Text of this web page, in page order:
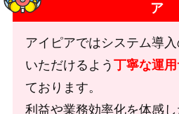
ア
アイピアではシステム導
いただけるよう 丁寧な運
ております。
利益や業務効率化を体感